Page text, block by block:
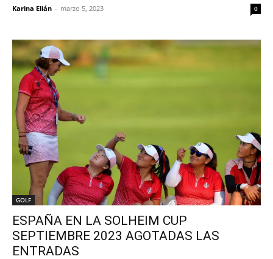
Karina Elián - marzo 5, 2023 0
GOLF
ESPAÑA EN LA SOLHEIM CUP
SEPTIEMBRE 2023 AGOTADAS LAS
ENTRADAS